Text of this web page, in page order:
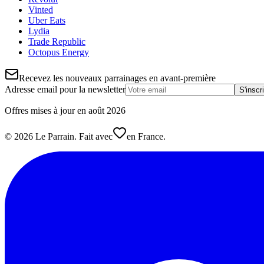
Vinted
Uber Eats
Lydia
Trade Republic
Octopus Energy
Recevez les nouveaux parrainages en avant-première
Adresse email pour la newsletter
Offres mises à jour en août 2026
© 2026 Le Parrain. Fait avec en France.